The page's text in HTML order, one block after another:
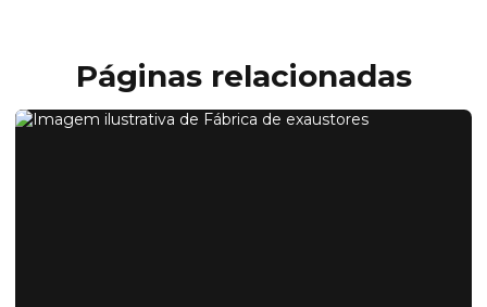
Páginas relacionadas